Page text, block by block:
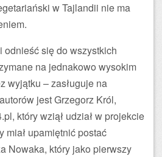
w Tajlandii nie ma
odnieść się do wszystkich
na jednakowo wysokim
wyjątku – zasługuje na
jest Grzegorz Król,
który wziął udział w projekcie
miał upamiętnić postać
Nowaka, który jako pierwszy